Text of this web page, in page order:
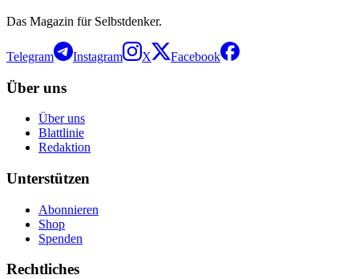
Das Magazin für Selbstdenker.
Telegram Instagram X Facebook
Über uns
Über uns
Blattlinie
Redaktion
Unterstützen
Abonnieren
Shop
Spenden
Rechtliches